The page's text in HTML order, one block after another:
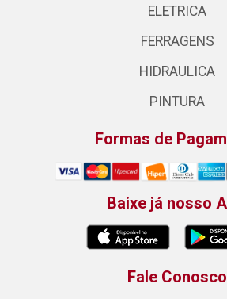
ELETRICA
FERRAGENS
HIDRAULICA
PINTURA
Formas de
Baixe já nosso
Fale Conosco